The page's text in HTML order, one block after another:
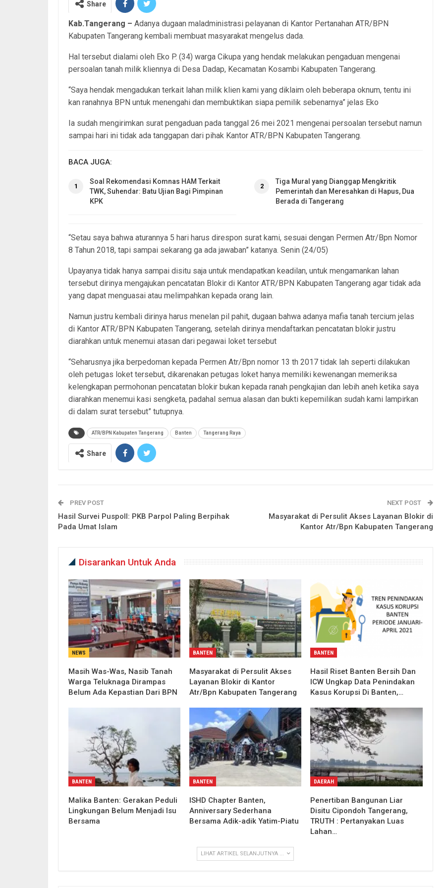
Share
Kab.Tangerang – Adanya dugaan maladministrasi pelayanan di Kantor Pertanahan ATR/BPN
Kabupaten Tangerang kembali membuat masyarakat mengelus dada.
Hal tersebut dialami oleh Eko P. (34) warga Cikupa yang hendak melakukan pengaduan mengenai
persoalan tanah milik kliennya di Desa Dadap, Kecamatan Kosambi Kabupaten Tangerang.
“Saya hendak mengadukan terkait lahan milik klien kami yang diklaim oleh beberapa oknum, tentu ini
kan ranahnya BPN untuk menengahi dan membuktikan siapa pemilik sebenarnya” jelas Eko
Ia sudah mengirimkan surat pengaduan pada tanggal 26 mei 2021 mengenai persoalan tersebut namun
sampai hari ini tidak ada tanggapan dari pihak Kantor ATR/BPN Kabupaten Tangerang.
BACA JUGA:
1
Soal Rekomendasi Komnas HAM Terkait
TWK, Suhendar: Batu Ujian Bagi Pimpinan
KPK
2
Tiga Mural yang Dianggap Mengkritik
Pemerintah dan Meresahkan di Hapus, Dua
Berada di Tangerang
“Setau saya bahwa aturannya 5 hari harus direspon surat kami, sesuai dengan Permen Atr/Bpn Nomor
8 Tahun 2018, tapi sampai sekarang ga ada jawaban” katanya. Senin (24/05)
Upayanya tidak hanya sampai disitu saja untuk mendapatkan keadilan, untuk mengamankan lahan
tersebut dirinya mengajukan pencatatan Blokir di Kantor ATR/BPN Kabupaten Tangerang agar tidak ada
yang dapat menguasai atau melimpahkan kepada orang lain.
Namun justru kembali dirinya harus menelan pil pahit, dugaan bahwa adanya mafia tanah tercium jelas
di Kantor ATR/BPN Kabupaten Tangerang, setelah dirinya mendaftarkan pencatatan blokir justru
diarahkan untuk menemui atasan dari pegawai loket tersebut
“Seharusnya jika berpedoman kepada Permen Atr/Bpn nomor 13 th 2017 tidak lah seperti dilakukan
oleh petugas loket tersebut, dikarenakan petugas loket hanya memiliki kewenangan memeriksa
kelengkapan permohonan pencatatan blokir bukan kepada ranah pengkajian dan lebih aneh ketika saya
diarahkan menemui kasi sengketa, padahal semua alasan dan bukti kepemilikan sudah kami lampirkan
di dalam surat tersebut” tutupnya.
ATR/BPN Kabupaten Tangerang Banten Tangerang Raya
Share
PREV POST
Hasil Survei Puspoll: PKB Parpol Paling Berpihak
Pada Umat Islam
NEXT POST
Masyarakat di Persulit Akses Layanan Blokir di
Kantor Atr/Bpn Kabupaten Tangerang
Disarankan Untuk Anda
NEWS
Masih Was-Was, Nasib Tanah
Warga Teluknaga Dirampas
Belum Ada Kepastian Dari BPN
BANTEN
Masyarakat di Persulit Akses
Layanan Blokir di Kantor
Atr/Bpn Kabupaten Tangerang
BANTEN
Hasil Riset Banten Bersih Dan
ICW Ungkap Data Penindakan
Kasus Korupsi Di Banten,…
BANTEN
Malika Banten: Gerakan Peduli
Lingkungan Belum Menjadi Isu
Bersama
BANTEN
ISHD Chapter Banten,
Anniversary Sederhana
Bersama Adik-adik Yatim-Piatu
DAERAH
Penertiban Bangunan Liar
Disitu Cipondoh Tangerang,
TRUTH : Pertanyakan Luas
Lahan…
LIHAT ARTIKEL SELANJUTNYA ...